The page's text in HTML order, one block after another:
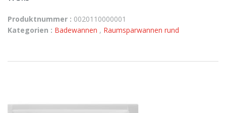
Produktnummer : 0020110000001
Kategorien : Badewannen , Raumsparwannen rund